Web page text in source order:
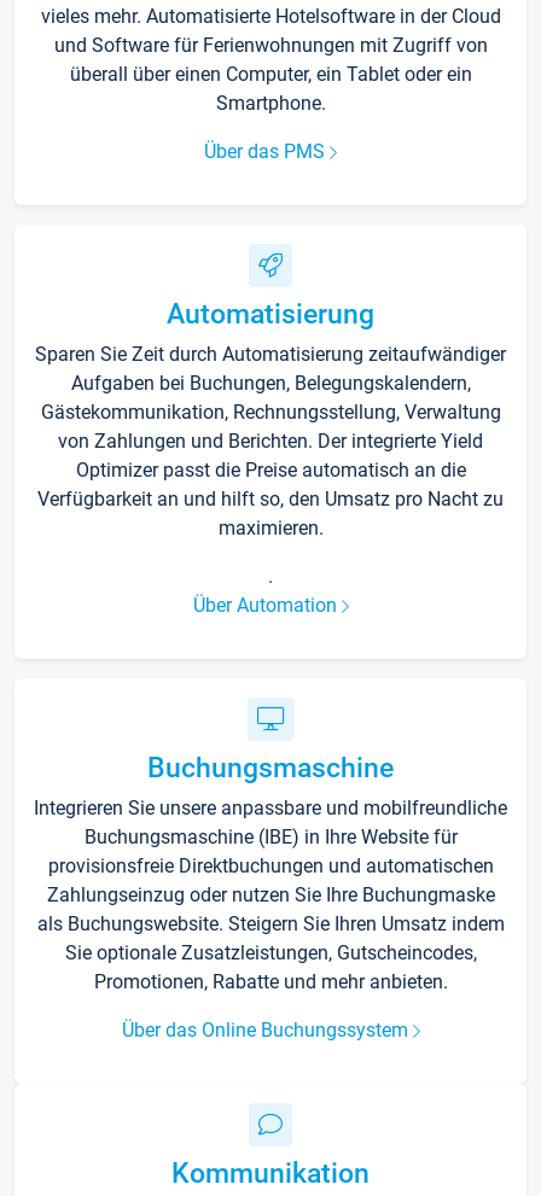
vieles mehr. Automatisierte Hotelsoftware in der Cloud
und Software für Ferienwohnungen mit Zugriff von
überall über einen Computer, ein Tablet oder ein
Smartphone.
Über das PMS
Automatisierung
Sparen Sie Zeit durch Automatisierung zeitaufwändiger
Aufgaben bei Buchungen, Belegungskalendern,
Gästekommunikation, Rechnungsstellung, Verwaltung
von Zahlungen und Berichten. Der integrierte Yield
Optimizer passt die Preise automatisch an die
Verfügbarkeit an und hilft so, den Umsatz pro Nacht zu
maximieren.
.
Über Automation
Buchungsmaschine
Integrieren Sie unsere anpassbare und mobilfreundliche
Buchungsmaschine (IBE) in Ihre Website für
provisionsfreie Direktbuchungen und automatischen
Zahlungseinzug oder nutzen Sie Ihre Buchungmaske
als Buchungswebsite. Steigern Sie Ihren Umsatz indem
Sie optionale Zusatzleistungen, Gutscheincodes,
Promotionen, Rabatte und mehr anbieten.
Über das Online Buchungssystem
Kommunikation